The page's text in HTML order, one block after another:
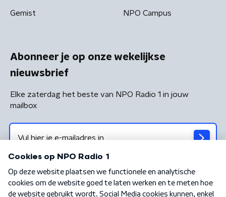
Gemist NPO Campus
Abonneer je op onze wekelijkse
nieuwsbrief
Elke zaterdag het beste van NPO Radio 1 in jouw
mailbox